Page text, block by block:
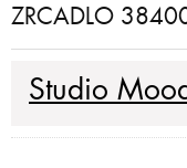
ZRCADLO
Studio